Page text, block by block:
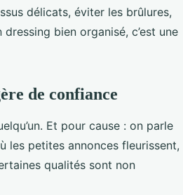
délicats, éviter les brûlures,
bien organisé, c’est une
de confiance
Et pour cause : on parle
les petites annonces fleurissent,
qualités sont non